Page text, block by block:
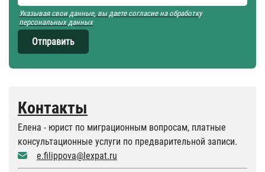
Указывая свои данные, вы даете согласие на обработку
персональных данных
Отправить
Контакты
Елена - юрист по миграционным вопросам, платные
консультационные услуги по предварительной записи.
e.filippova@lexpat.ru